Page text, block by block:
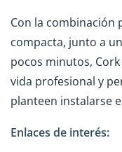
Con la combinación
compacta, junto a
pocos minutos,
vida profesional y
planteen instalarse
Enlaces de interés: